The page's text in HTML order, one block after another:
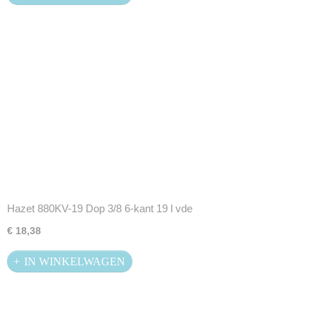
Hazet 880KV-19 Dop 3/8 6-kant 19 l vde
€ 18,38
IN WINKELWAGEN